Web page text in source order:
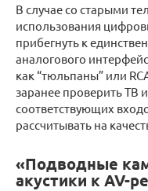
В случае со старыми
использования
прибегнуть к
аналогового
как “тюльпаны” или
заранее проверить ТВ
соответствующих
рассчитывать на
«Подводные
акустики к AV-